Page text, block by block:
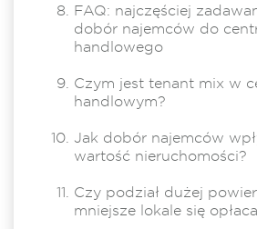
FAQ: najczęściej
dobór najemców do
handlowego
Czym jest tenant mix w
handlowym?
Jak dobór najemców
wartość nieruchomości?
Czy podział dużej
mniejsze lokale się